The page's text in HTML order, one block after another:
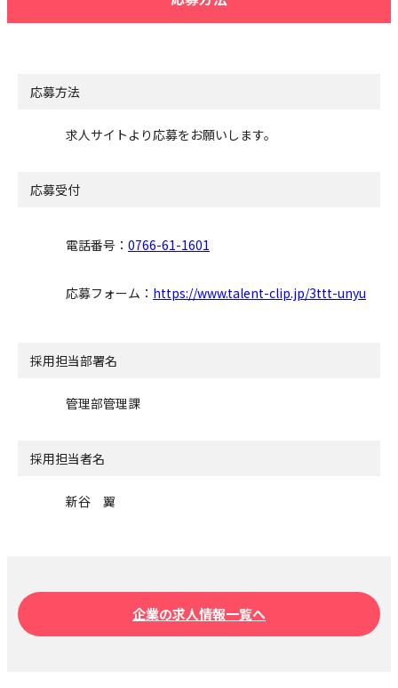
応募方法
求人サイトより応募をお願いします。
応募受付
電話番号： 0766-61-1601
応募フォーム： https://www.talent-clip.jp/3ttt-unyu
採用担当部署名
管理部管理課
採用担当者名
新谷 翼
企業の求人情報一覧へ